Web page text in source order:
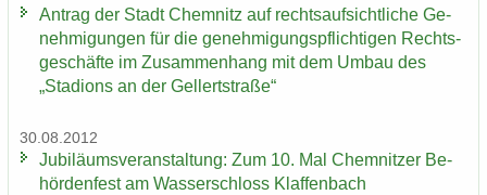
An­trag der Stadt Chem­nitz auf rechts­auf­sicht­li­che Ge­
neh­mi­gun­gen für die ge­neh­mi­gungs­pflich­ti­gen Rechts­
ge­schäf­te im Zu­sam­men­hang mit dem Umbau des
„Sta­di­ons an der Gel­lert­stra­ße“
30.08.2012
Ju­bi­lä­ums­ver­an­stal­tung: Zum 10. Mal Chem­nit­zer Be­
hör­den­fest am Was­ser­schloss Klaf­fen­bach